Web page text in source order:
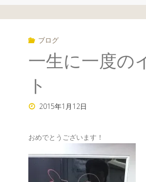
ー
ブログ
一生に一度の
ト
2015年1月12日
おめでとうございます！